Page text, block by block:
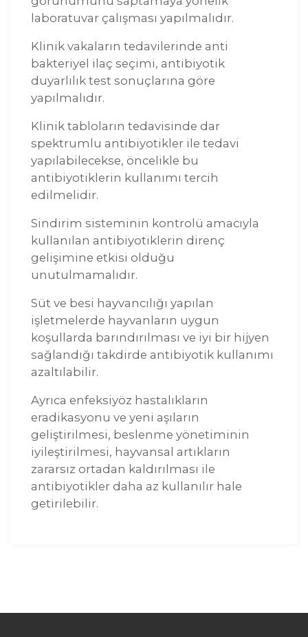
laboratuvar çalışması yapılmalıdır.
Klinik vakaların tedavilerinde anti
bakteriyel ilaç seçimi, antibiyotik
duyarlılık test sonuçlarına göre
yapılmalıdır.
Klinik tabloların tedavisinde dar
spektrumlu antibiyotikler ile tedavi
yapılabilecekse, öncelikle bu
antibiyotiklerin kullanımı tercih
edilmelidir.
Sindirim sisteminin kontrolü amacıyla
kullanılan antibiyotiklerin direnç
gelişimine etkisi olduğu
unutulmamalıdır.
Süt ve besi hayvancılığı yapılan
işletmelerde hayvanların uygun
koşullarda barındırılması ve iyi bir hijyen
sağlandığı takdirde antibiyotik kullanımı
azaltılabilir.
Ayrıca enfeksiyöz hastalıkların
eradikasyonu ve yeni aşıların
geliştirilmesi, beslenme yönetiminin
iyileştirilmesi, hayvansal artıkların
zararsız ortadan kaldırılması ile
antibiyotikler daha az kullanılır hale
getirilebilir.